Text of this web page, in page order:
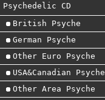
Psychedelic CD
British Psyche
German Psyche
Other Euro Psyche
USA&Canadian Psyche
Other Area Psyche